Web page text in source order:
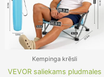
Kempinga krēsli
VEVOR saliekams pludmales